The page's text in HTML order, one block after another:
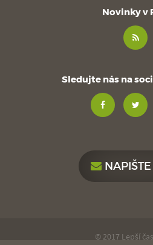
Novinky v
Sledujte nás na
© 2017 Lepší